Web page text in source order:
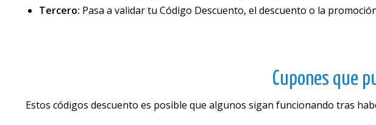
Tercero: Pasa a validar tu Código Descuento, el descuento o la
Cupones que
Estos códigos descuento es posible que algunos sigan funcionando tras